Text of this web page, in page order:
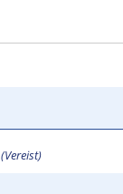
(Vereist)